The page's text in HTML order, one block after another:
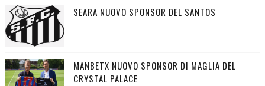
SEARA NUOVO SPONSOR DEL SANTOS
MANBETX NUOVO SPONSOR DI MAGLIA DEL
CRYSTAL PALACE